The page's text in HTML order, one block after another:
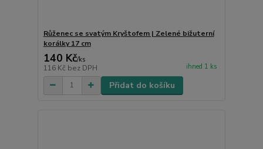
Růženec se svatým Kryštofem | Zelené bižuterní
korálky 17 cm
140 Kč/ks
116 Kč bez DPH ihned 1 ks
Přidat do košíku